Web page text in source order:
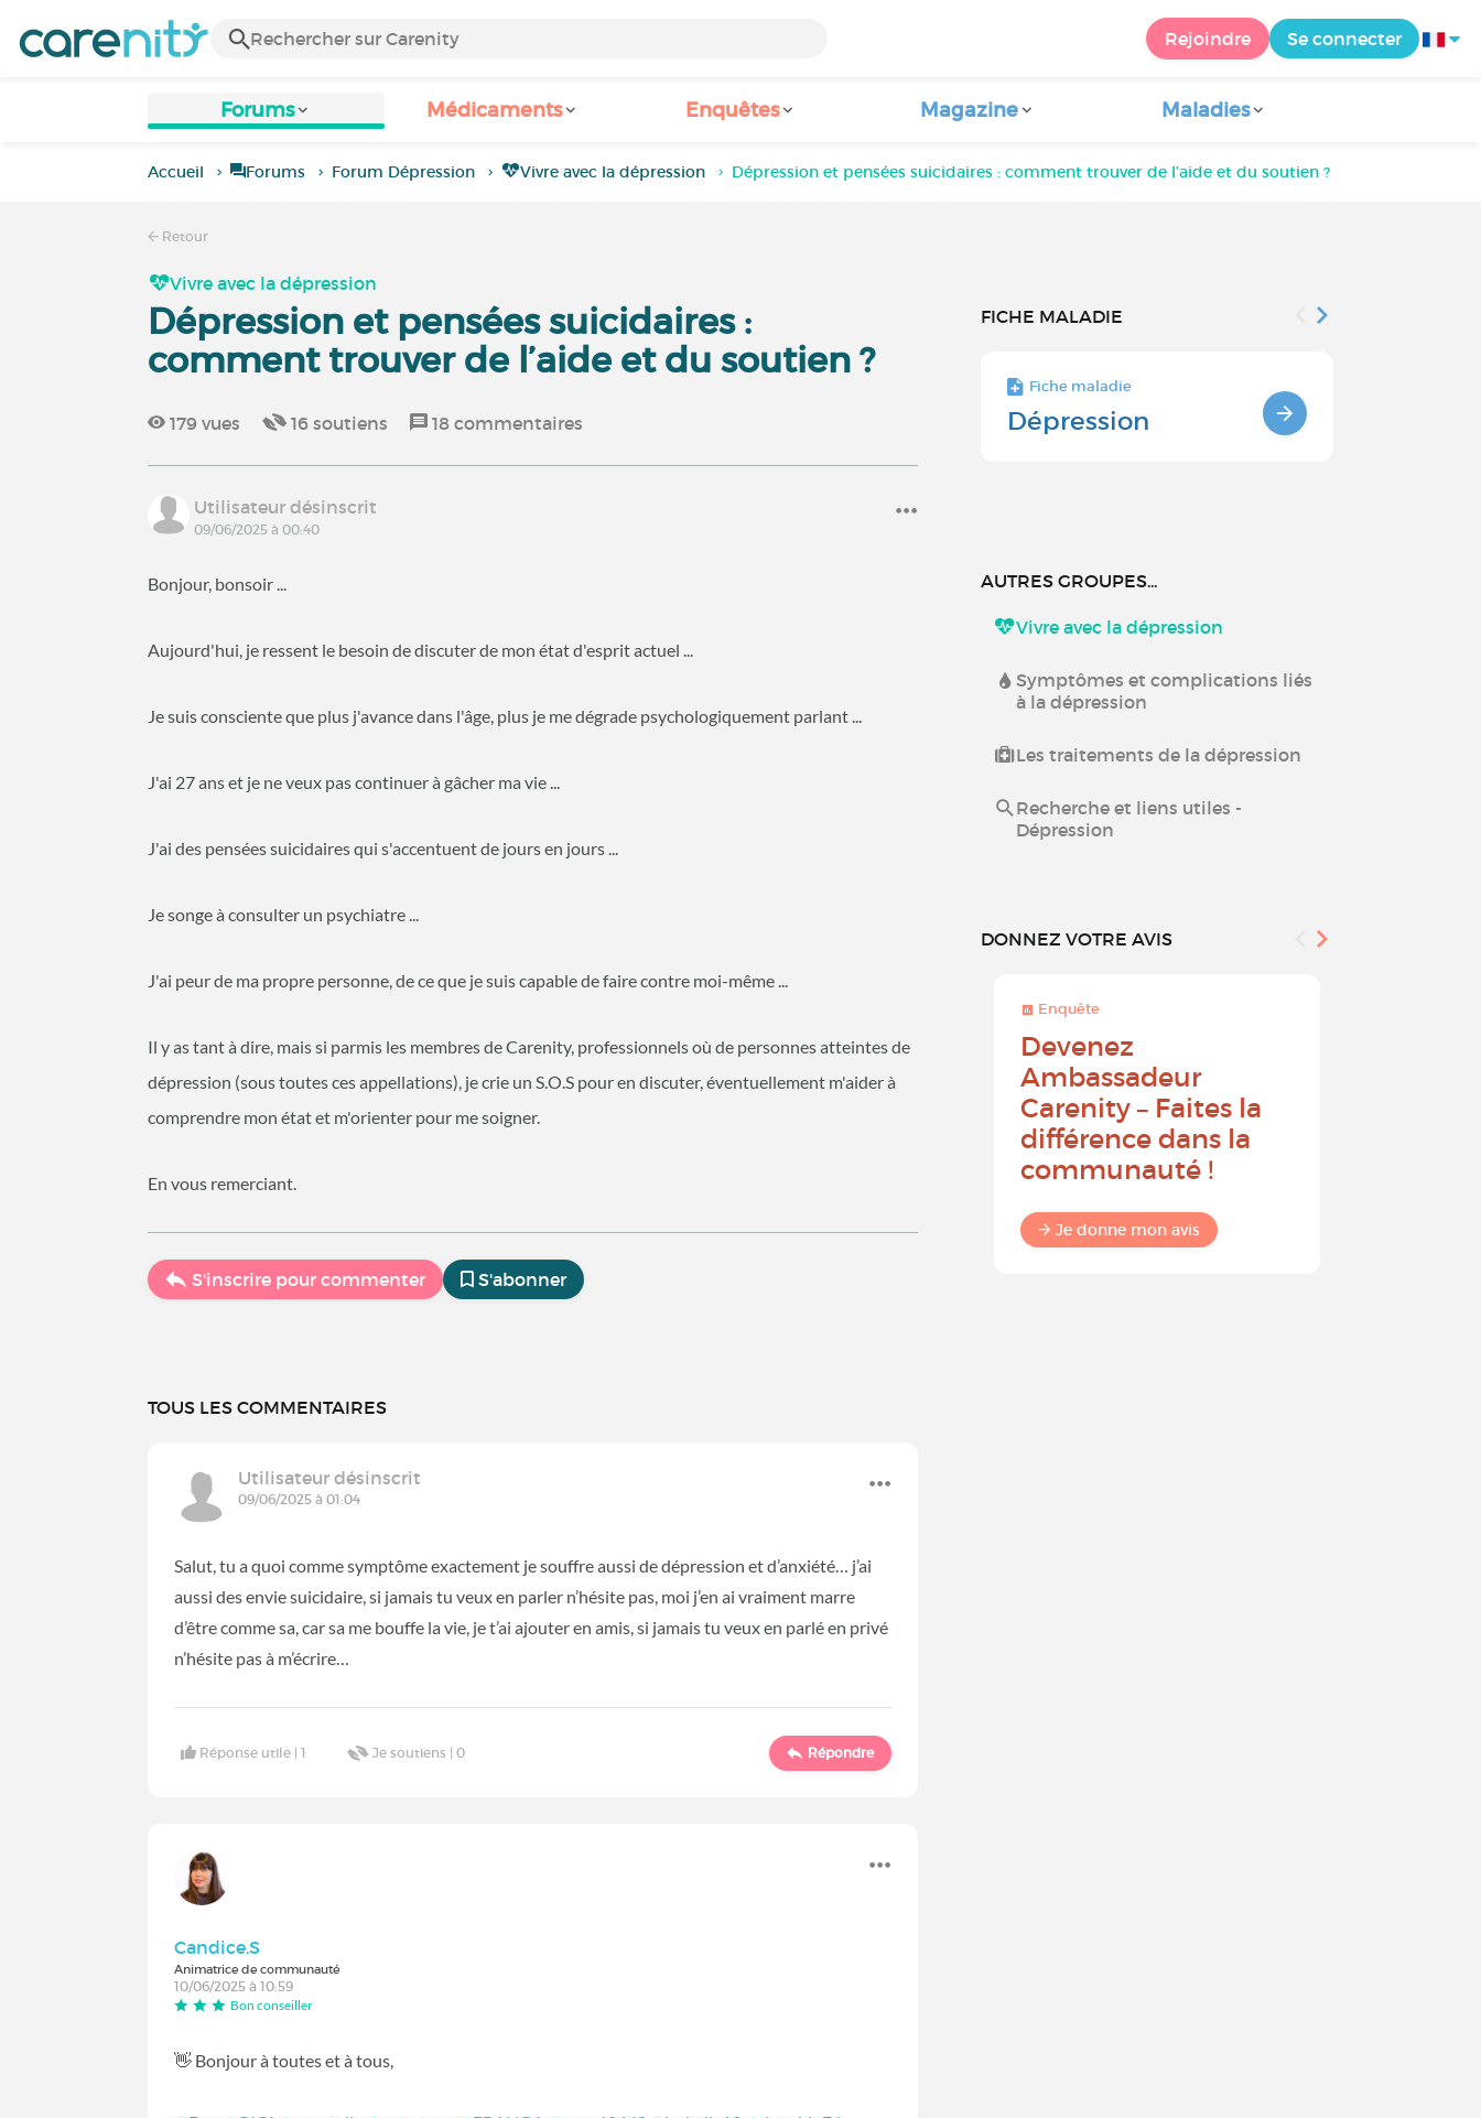
Rejoindre Se connecter
Forums Médicaments Enquêtes Magazine Maladies
Accueil Forums Forum Dépression Vivre avec la dépression Dépression et pensées suicidaires : comment trouver de l’aide et du soutien ?
Retour
Vivre avec la dépression
Dépression et pensées suicidaires :
comment trouver de l’aide et du soutien ?
179 vues 16 soutiens 18 commentaires
Utilisateur désinscrit
09/06/2025 à 00:40
Bonjour, bonsoir ...
Aujourd'hui, je ressent le besoin de discuter de mon état d'esprit actuel ...
Je suis consciente que plus j'avance dans l'âge, plus je me dégrade psychologiquement parlant ...
J'ai 27 ans et je ne veux pas continuer à gâcher ma vie ...
J'ai des pensées suicidaires qui s'accentuent de jours en jours ...
Je songe à consulter un psychiatre ...
J'ai peur de ma propre personne, de ce que je suis capable de faire contre moi-même ...
Il y as tant à dire, mais si parmis les membres de Carenity, professionnels où de personnes atteintes de
dépression (sous toutes ces appellations), je crie un S.O.S pour en discuter, éventuellement m'aider à
comprendre mon état et m'orienter pour me soigner.
En vous remerciant.
S'inscrire pour commenter S'abonner
TOUS LES COMMENTAIRES
Utilisateur désinscrit
09/06/2025 à 01:04
Salut, tu a quoi comme symptôme exactement je souffre aussi de dépression et d’anxiété… j’ai
aussi des envie suicidaire, si jamais tu veux en parler n’hésite pas, moi j’en ai vraiment marre
d’être comme sa, car sa me bouffe la vie, je t’ai ajouter en amis, si jamais tu veux en parlé en privé
n’hésite pas à m’écrire…
Réponse utile |1 Je soutiens |0 Répondre
Candice.S
Animatrice de communauté
10/06/2025 à 10:59
Bon conseiller
👋 Bonjour à toutes et à tous,
FICHE MALADIE
Fiche maladie
Dépression
AUTRES GROUPES...
Vivre avec la dépression
Symptômes et complications liés
à la dépression
Les traitements de la dépression
Recherche et liens utiles -
Dépression
DONNEZ VOTRE AVIS
Enquête
Devenez
Ambassadeur
Carenity – Faites la
différence dans la
communauté !
Je donne mon avis